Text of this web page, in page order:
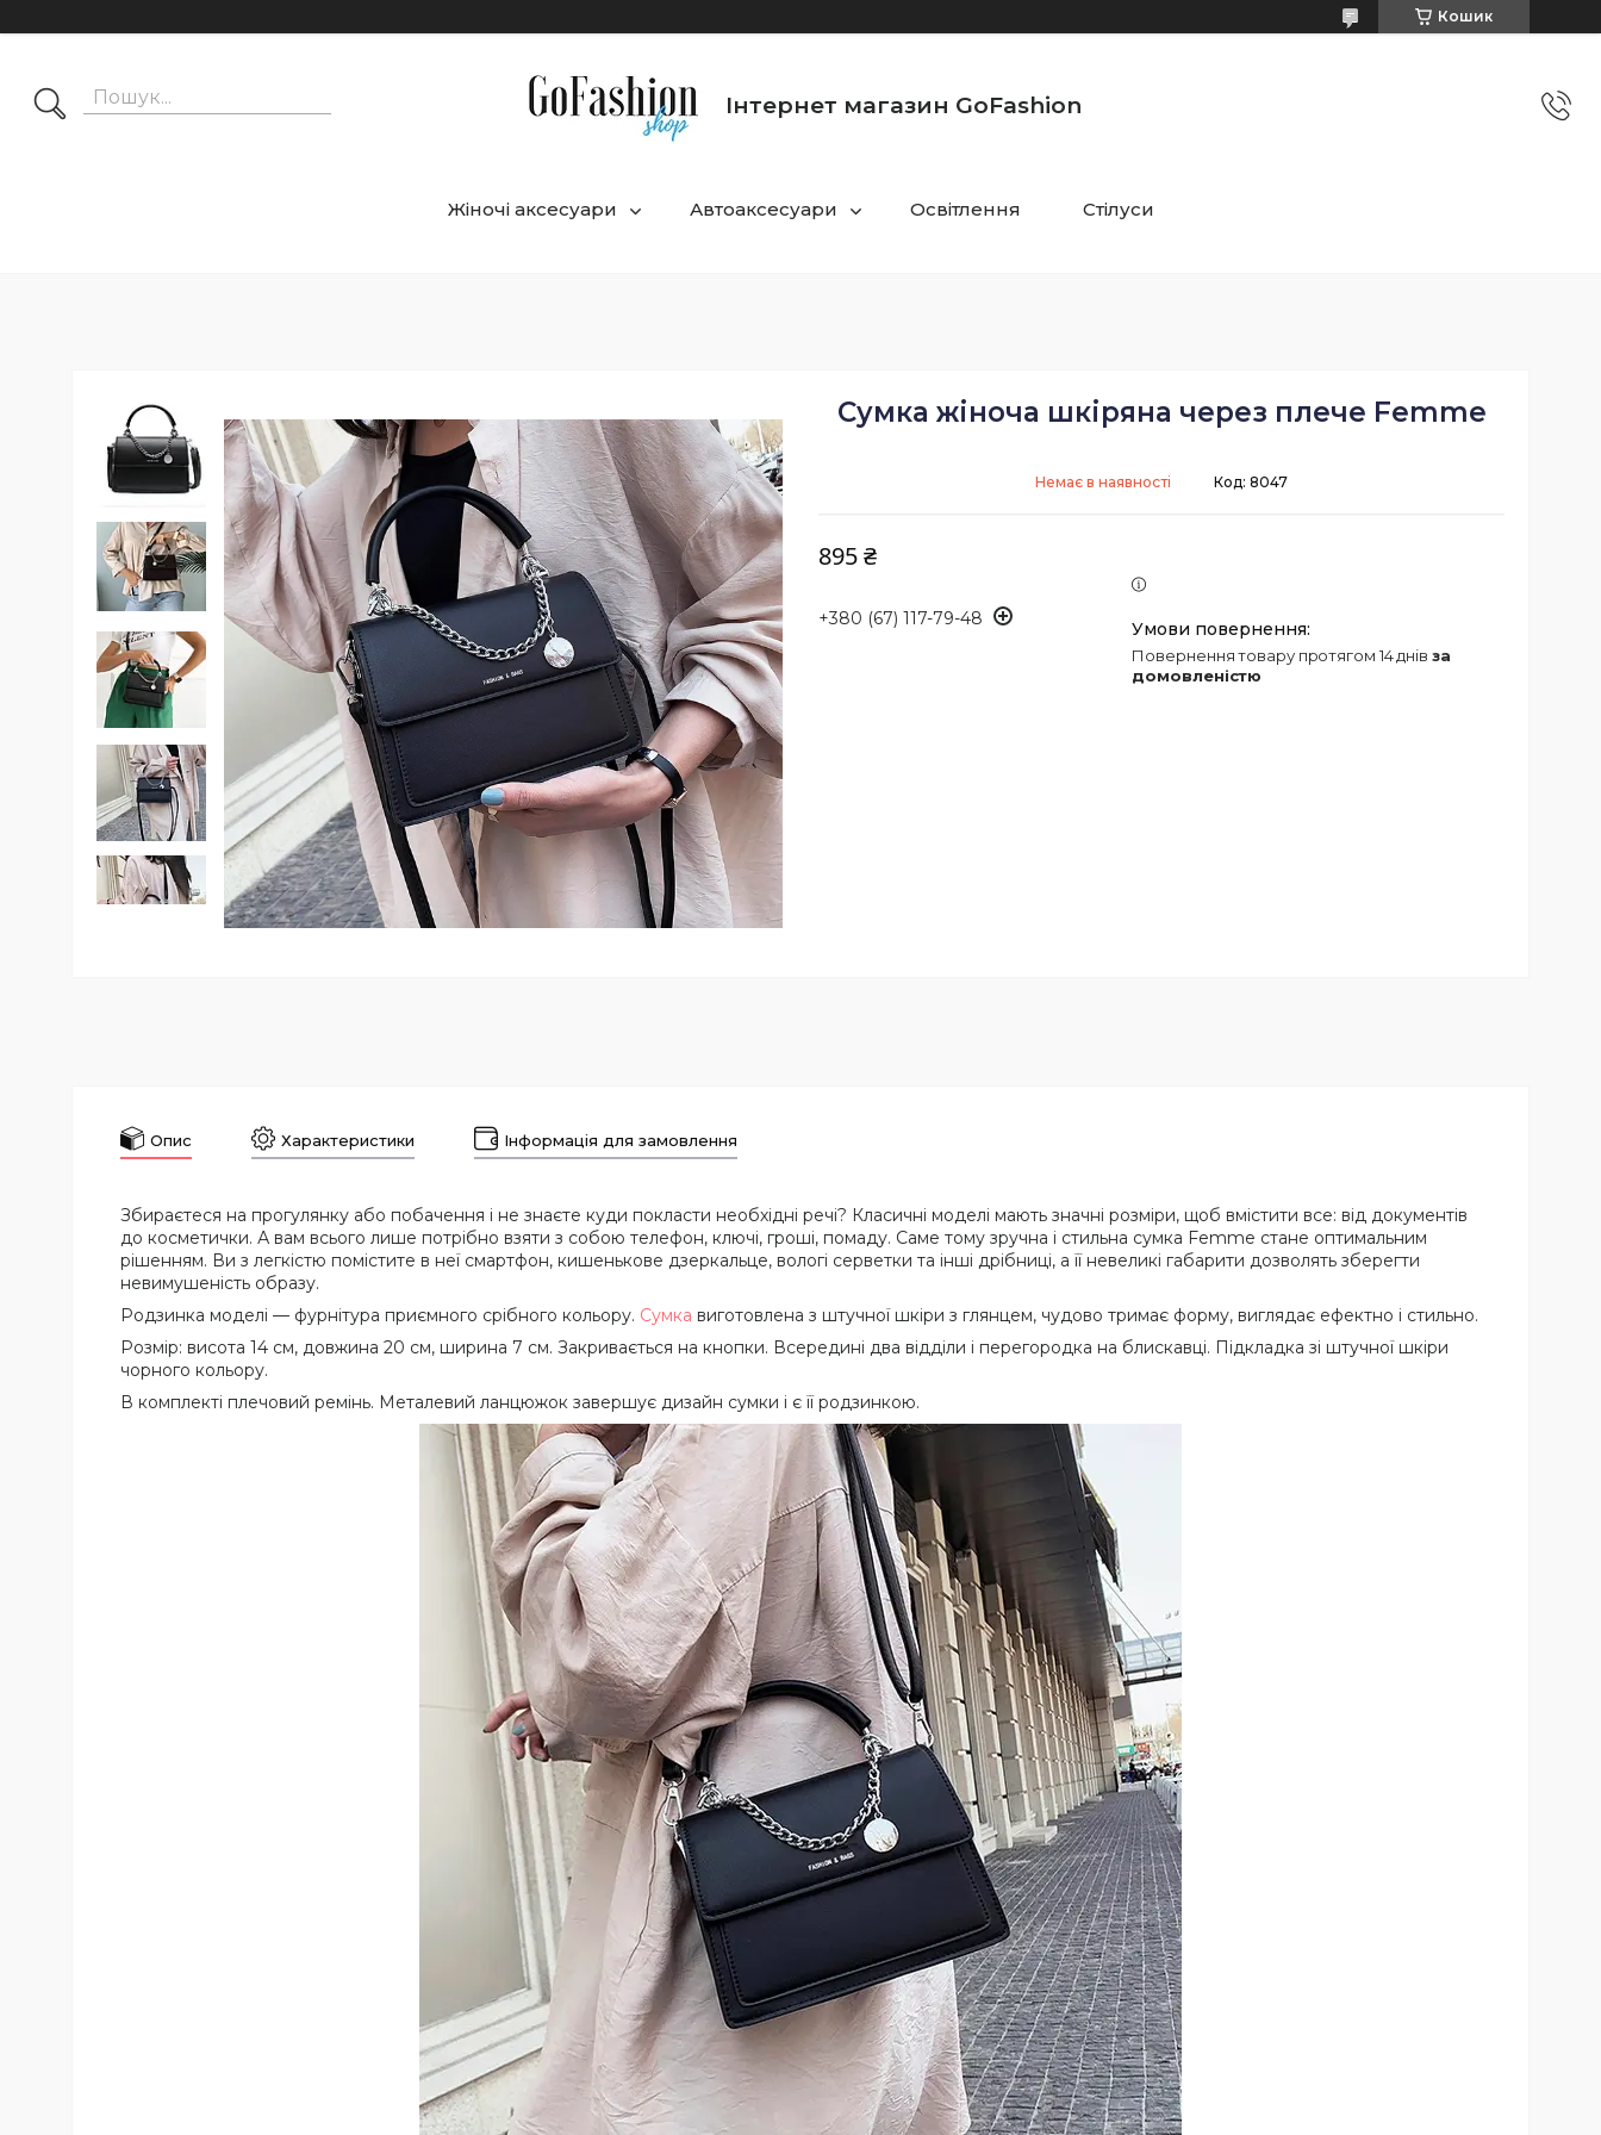
Кошик
Інтернет магазин GoFashion
Жіночі аксесуари Автоаксесуари Освітлення Стілуси
Сумка жіноча шкіряна через плече Femme
Немає в наявності Код: 8047
895 ₴
+380 (67) 117-79-48
повернення товару протягом 14 днів за
домовленістю
Опис Характеристики Інформація для замовлення
Збираєтеся на прогулянку або побачення і не знаєте куди покласти необхідні речі? Класичні моделі мають значні розміри, щоб вмістити все: від документів
до косметички. А вам всього лише потрібно взяти з собою телефон, ключі, гроші, помаду. Саме тому зручна і стильна сумка Femme стане оптимальним
рішенням. Ви з легкістю помістите в неї смартфон, кишенькове дзеркальце, вологі серветки та інші дрібниці, а її невеликі габарити дозволять зберегти
невимушеність образу.
Родзинка моделі — фурнітура приємного срібного кольору. Сумка виготовлена з штучної шкіри з глянцем, чудово тримає форму, виглядає ефектно і стильно.
Розмір: висота 14 см, довжина 20 см, ширина 7 см. Закривається на кнопки. Всередині два відділи і перегородка на блискавці. Підкладка зі штучної шкіри
чорного кольору.
В комплекті плечовий ремінь. Металевий ланцюжок завершує дизайн сумки і є її родзинкою.